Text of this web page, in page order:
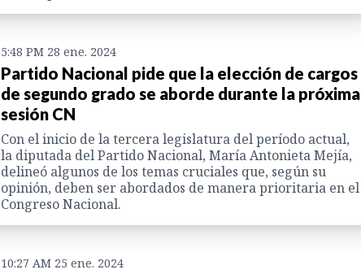
5:48 PM 28 ene. 2024
Partido Nacional pide que la elección de cargos
de segundo grado se aborde durante la próxima
sesión CN
Con el inicio de la tercera legislatura del período actual,
la diputada del Partido Nacional, María Antonieta Mejía,
delineó algunos de los temas cruciales que, según su
opinión, deben ser abordados de manera prioritaria en el
Congreso Nacional.
10:27 AM 25 ene. 2024